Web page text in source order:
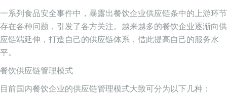
一系列食品安全事件中，暴露出餐饮企业供应链条中的上游环节
存在各种问题，引发了各方关注。越来越多的餐饮企业逐渐向供
应链端延伸，打造自己的供应链体系，借此提高自己的服务水
平。
餐饮供应链管理模式
目前国内餐饮企业的供应链管理模式大致可分为以下几种：